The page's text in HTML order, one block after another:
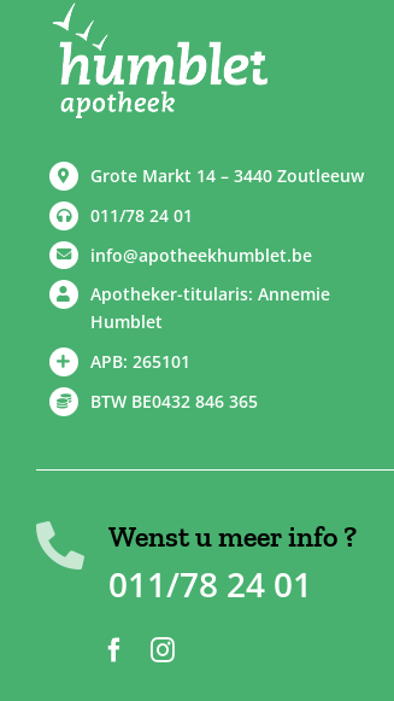
Grote Markt 14 – 3440 Zoutleeuw
011/78 24 01
info@apotheekhumblet.be
Apotheker-titularis: Annemie
Humblet
APB: 265101
BTW BE0432 846 365
Wenst u meer info ?
011/78 24 01